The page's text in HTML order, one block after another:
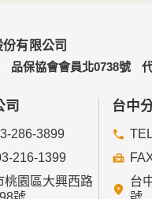
有限公司
品保協會會員北0738號
司
286-3899
216-1399
桃園區大興西路
台中
台